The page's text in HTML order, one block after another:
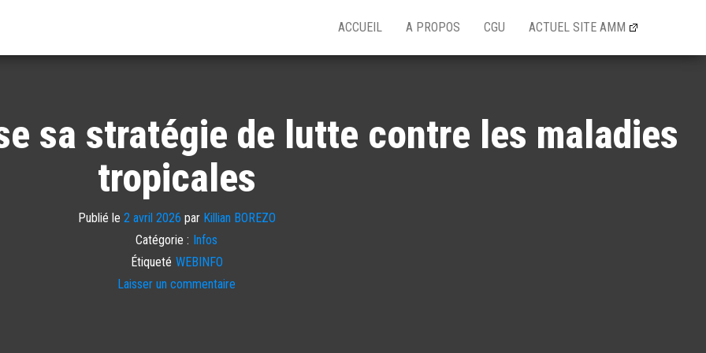
ACCUEIL A PROPOS CGU ACTUEL SITE AMM
sa stratégie de lutte contre les maladies
tropicales
Publié le 2 avril 2026 par Killian BOREZO
Catégorie : Infos
Étiqueté WEBINFO
Laisser un commentaire